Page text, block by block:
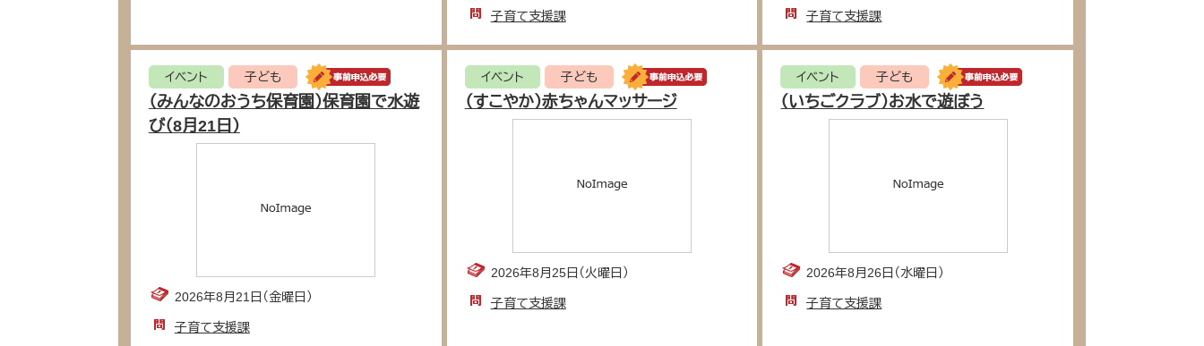
子育て支援課 子育て支援課
イベント 子ども
（みんなのおうち保育園）保育園で水遊
び（8月21日）
2026年8月21日（金曜日）
子育て支援課
イベント 子ども
（すこやか）赤ちゃんマッサージ
2026年8月25日（火曜日）
子育て支援課
イベント 子ども
（いちごクラブ）お水で遊ぼう
2026年8月26日（水曜日）
子育て支援課